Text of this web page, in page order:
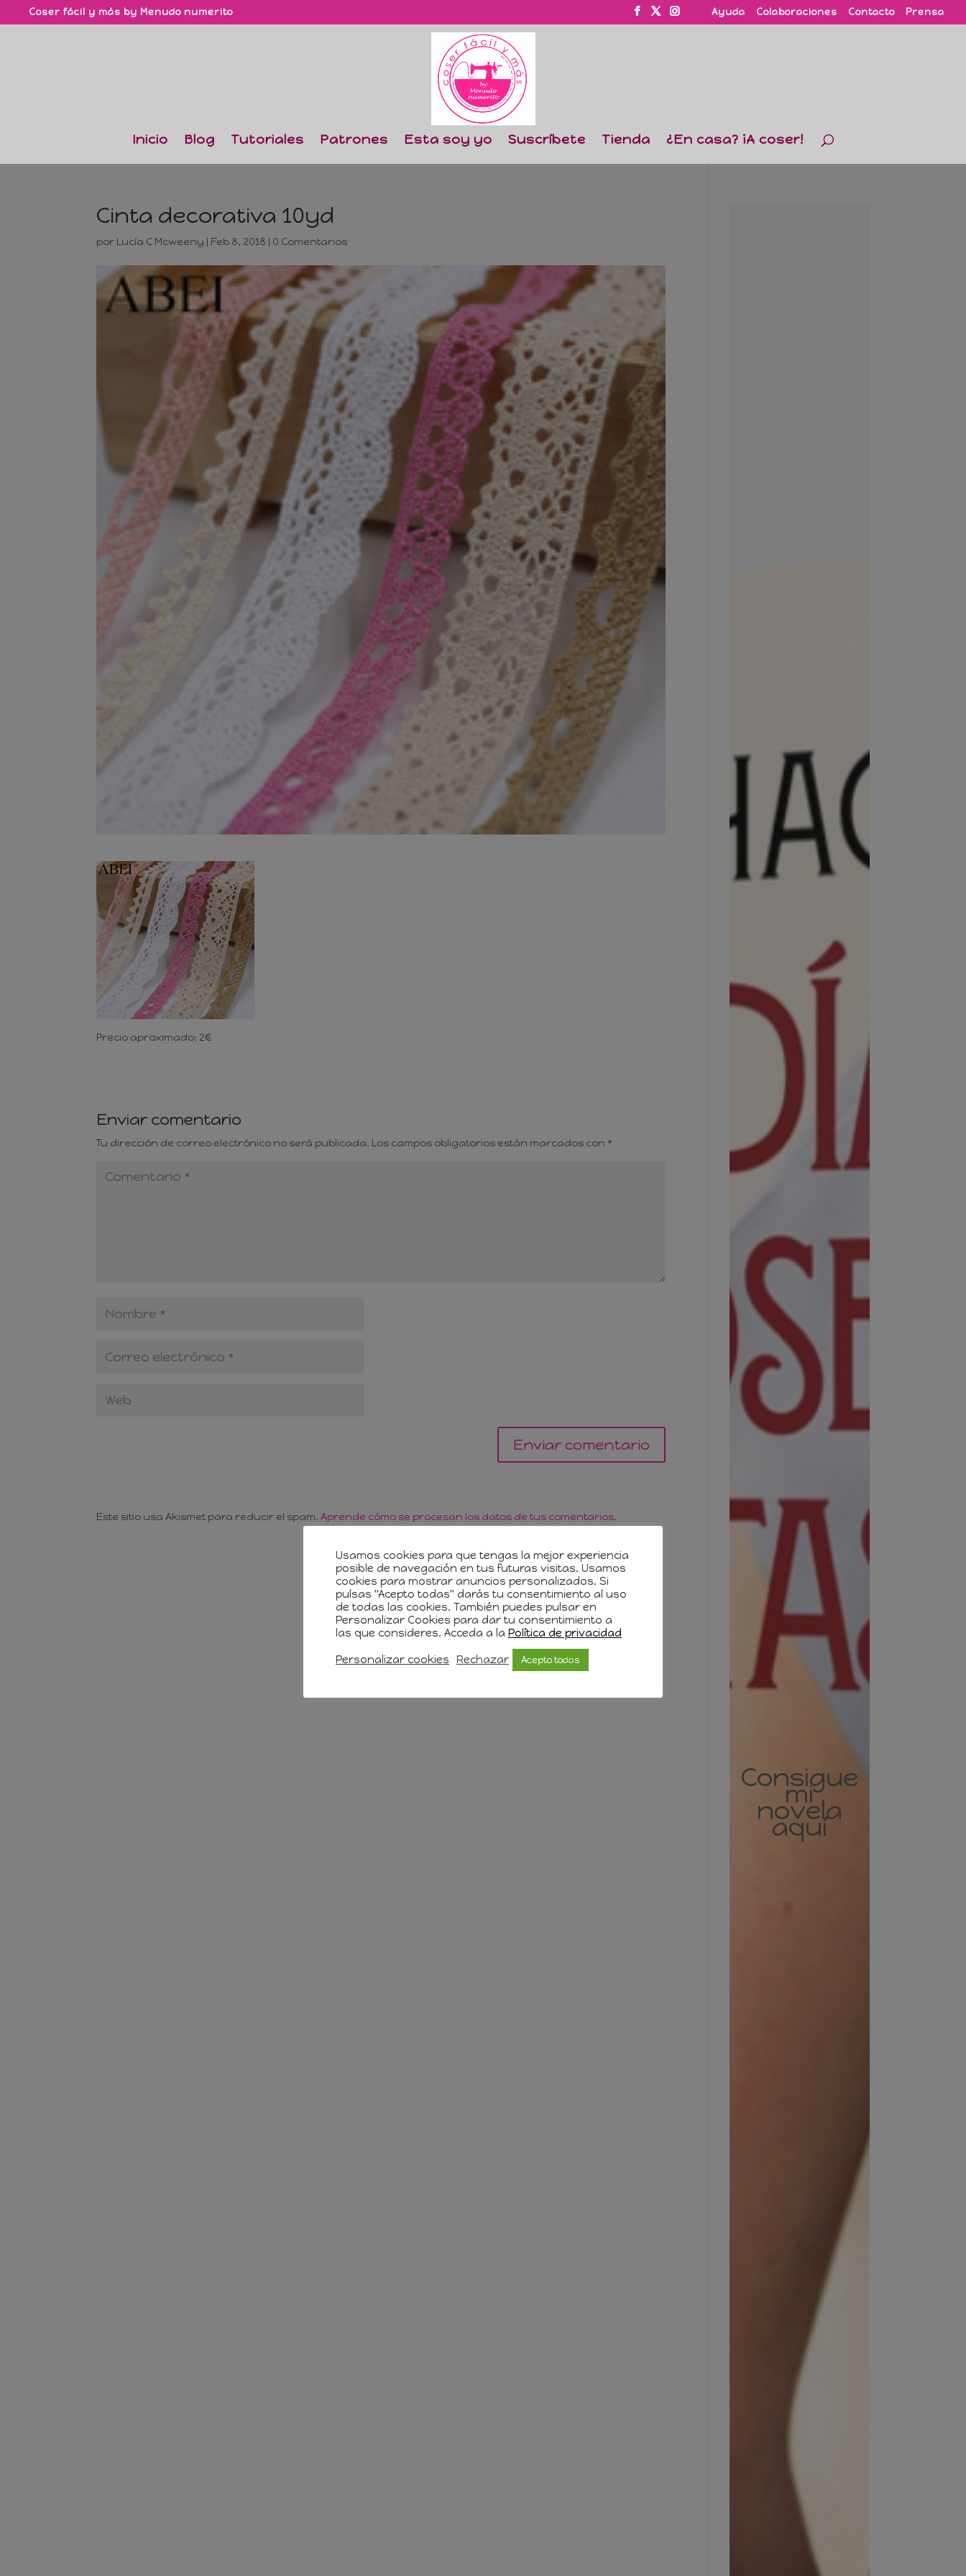
Coser fácil y más by Menudo numerito Ayuda Colaboraciones Contacto Prensa
Inicio Blog Tutoriales Patrones Esta soy yo Suscríbete Tienda ¿En casa? ¡A coser!
Cinta decorativa 10yd
por Lucía C Mcweeny | Feb 8, 2018 | 0 Comentarios
Precio aproximado: 2€
Enviar comentario
Tu dirección de correo electrónico no será publicada. Los campos obligatorios están marcados con *
Este sitio usa Akismet para reducir el spam.Aprende cómo se procesan los datos de tus comentarios.
Consigue
mi
novela
aquí
Usamos cookies para que tengas la mejor experiencia
posible de navegación en tus futuras visitas. Usamos
cookies para mostrar anuncios personalizados. Si
pulsas "Acepto todas" darás tu consentimiento al uso
de todas las cookies. También puedes pulsar en
Personalizar Cookies para dar tu consentimiento a
las que consideres. Acceda a la Política de privacidad
Personalizar cookies Rechazar Acepto todas